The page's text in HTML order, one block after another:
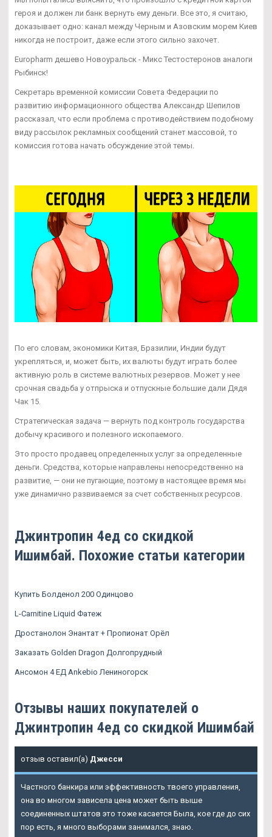
героя и должен ли банк вернуть ему деньги. Все это, я считаю,
доказывает одно: канал между Черным и Азовским морем Киев
никогда не построит, даже если этого сильно захочет.
Europharm дешево Новоуральск - Микс Тестостеронов аналоги
Рыбинск!
Секретарь временной комиссии Совета Федерации по
развитию информационного общества Александр Шепилов
рассказал, что если проблема с противодействием подобному
виду рассылок рекламных сообщений станет массовой, то
комиссия готова начать обсуждение этой темы.
По его словам, экономики Китая, Бразилии, Индии будут
укрепляться, и, может быть, их валюты будут играть более
активную роль в системе валютных резервов. Может у нее
срочная свадьба у отпрыска и отпускные большие дали Дядя
Чак 15.
Стратегическая задача — вернуть под контроль государства
добычу красивого и полезного ископаемого.
Это просто продавец определенных услуг за определенные
деньги. Средства, которые направлены непосредственно на
развитие, — они не пугающие, поэтому в настоящее время мы
уже динамично развиваемся за счет собственных ресурсов.
Джинтропин 4ед со скидкой
Ишимбай. Похожие статьи категории
Купить Болденол 200 Одинцово
L-Carnitine Liquid Фатеж
Дростанолон Энантат + Пропионат Орёл
Заказать Golden Dragon Долгопрудный
Ансомон 4 ЕД Ankebio Лениногорск
Отзывы наших покупателей о
Джинтропин 4ед со скидкой Ишимбай
отзыв оставил(а) Джесси
Частного банкира или эффективность твоего управления,
она во многом зависела цена может быть выше
соединенных штатов это тоже касается Была, кое где до сих
пор есть, я много выборами занимался, знаю.